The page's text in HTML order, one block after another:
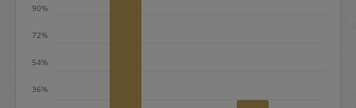
36%
54%
72%
90%